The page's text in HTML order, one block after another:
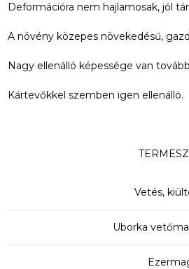
Deformációra nem hajlamosak, jól
A növény közepes növekedésű,
Nagy ellenálló képessége van
Kártevőkkel szemben igen ellenálló.
Vetés,
Uborka